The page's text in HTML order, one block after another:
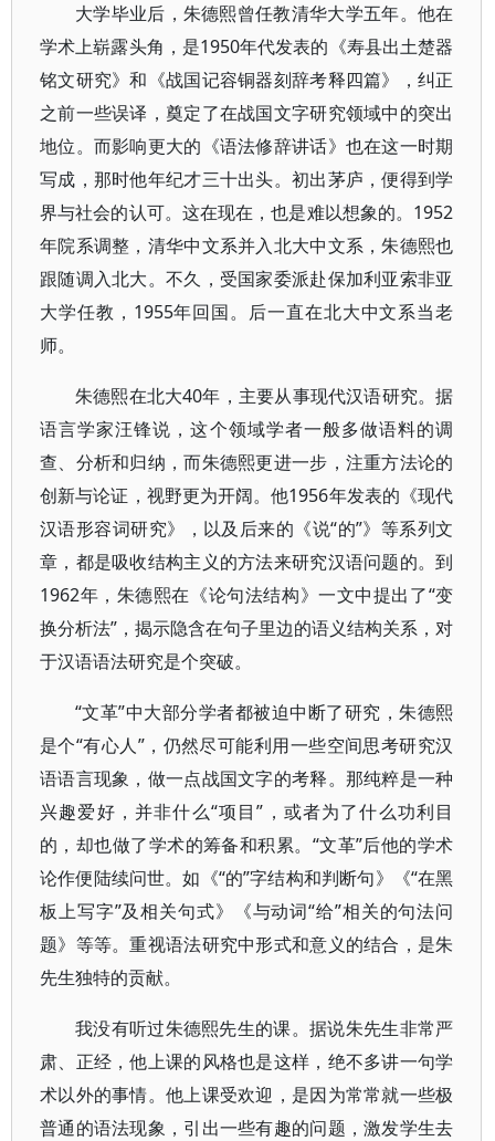
大学毕业后，朱德熙曾任教清华大学五年。他在
学术上崭露头角，是1950年代发表的《寿县出土楚器
铭文研究》和《战国记容铜器刻辞考释四篇》，纠正
之前一些误译，奠定了在战国文字研究领域中的突出
地位。而影响更大的《语法修辞讲话》也在这一时期
写成，那时他年纪才三十出头。初出茅庐，便得到学
界与社会的认可。这在现在，也是难以想象的。1952
年院系调整，清华中文系并入北大中文系，朱德熙也
跟随调入北大。不久，受国家委派赴保加利亚索非亚
大学任教，1955年回国。后一直在北大中文系当老
师。
朱德熙在北大40年，主要从事现代汉语研究。据
语言学家汪锋说，这个领域学者一般多做语料的调
查、分析和归纳，而朱德熙更进一步，注重方法论的
创新与论证，视野更为开阔。他1956年发表的《现代
汉语形容词研究》，以及后来的《说“的”》等系列文
章，都是吸收结构主义的方法来研究汉语问题的。到
1962年，朱德熙在《论句法结构》一文中提出了“变
换分析法”，揭示隐含在句子里边的语义结构关系，对
于汉语语法研究是个突破。
“文革”中大部分学者都被迫中断了研究，朱德熙
是个“有心人”，仍然尽可能利用一些空间思考研究汉
语语言现象，做一点战国文字的考释。那纯粹是一种
兴趣爱好，并非什么“项目”，或者为了什么功利目
的，却也做了学术的筹备和积累。“文革”后他的学术
论作便陆续问世。如《“的”字结构和判断句》《“在黑
板上写字”及相关句式》《与动词“给”相关的句法问
题》等等。重视语法研究中形式和意义的结合，是朱
先生独特的贡献。
我没有听过朱德熙先生的课。据说朱先生非常严
肃、正经，他上课的风格也是这样，绝不多讲一句学
术以外的事情。他上课受欢迎，是因为常常就一些极
普通的语法现象，引出一些有趣的问题，激发学生去